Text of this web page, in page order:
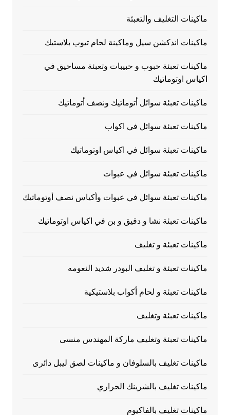
ماكينات التغليف والتعبئة
ماكينات اندكشن سيل وماكينة لحام تيوب بلاستيك
ماكينات تعبئة حبوب و حبيبات وتعبئة مساحيق في
اكياس اوتوماتيك
ماكينات تعبئة سوائل أتوماتيك ونصف أتوماتيك
ماكينات تعبئة سوائل في اكواب
ماكينات تعبئة سوائل في اكياس اوتوماتيك
ماكينات تعبئة سوائل في عبوات
ماكينات تعبئة سوائل في عبوات وأكياس نصف أوتوماتيك
ماكينات تعبئة نشا و دقيق و بن في اكياس اوتوماتيك
ماكينات تعبئة و تغليف
ماكينات تعبئة و تغليف البودر شديد النعومه
ماكينات تعبئة و لحام أكواب بلاستيكية
ماكينات تعبئة وتغليف
ماكينات تعبئة وتغليف ماركة المهندس منسى
ماكينات تغليف بالسلوفان و ماكينات لصق ليبل دائرى
ماكينات تغليف بالشرينك الحراري
ماكينات تغليف بالفاكيوم